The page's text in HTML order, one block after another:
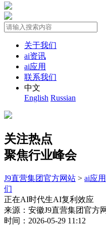
关于我们
ai资讯
ai应用
联系我们
中文
English Russian
关注热点
聚焦行业峰会
J9直营集团官方网站 > ai应用
们
正在AI时代生AI复利效应
来源：安徽J9直营集团官方
时间：2026-05-29 11:12